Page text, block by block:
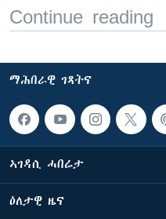
Continue reading
ማሕበራዊ ገጻትና
ኣገዳሲ ሓበሬታ
ዕለታዊ ዜና